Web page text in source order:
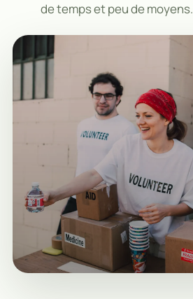
de temps et peu de moyens.